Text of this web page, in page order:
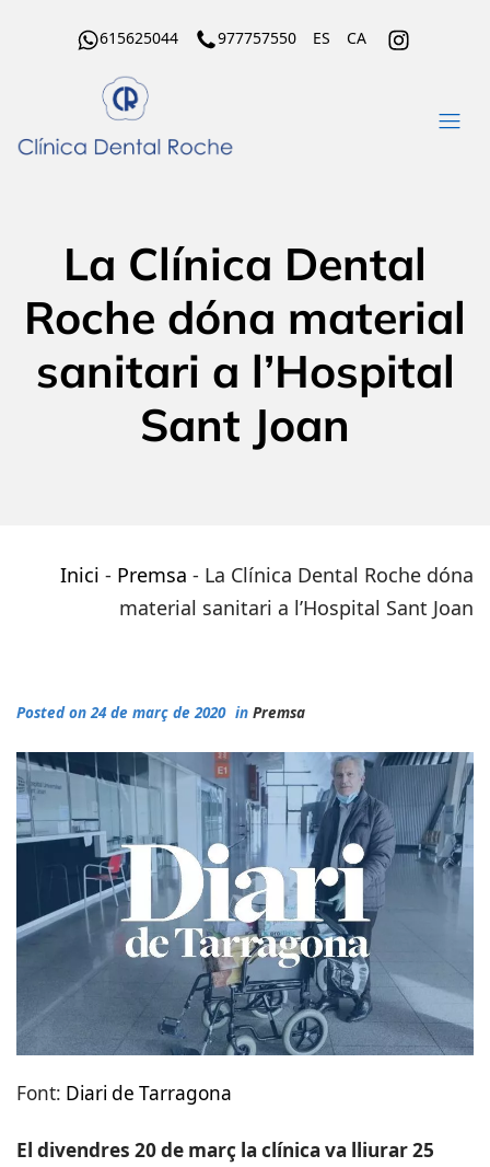
615625044 977757550 ES CA
La Clínica Dental
Roche dóna material
sanitari a l’Hospital
Sant Joan
Inici - Premsa - La Clínica Dental Roche dóna
material sanitari a l’Hospital Sant Joan
Posted on 24 de març de 2020 in Premsa
Font: Diari de Tarragona
El divendres 20 de març la clínica va lliurar 25